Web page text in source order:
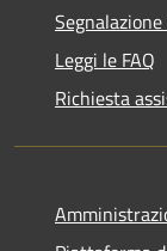
Leggi le FAQ
Richiesta